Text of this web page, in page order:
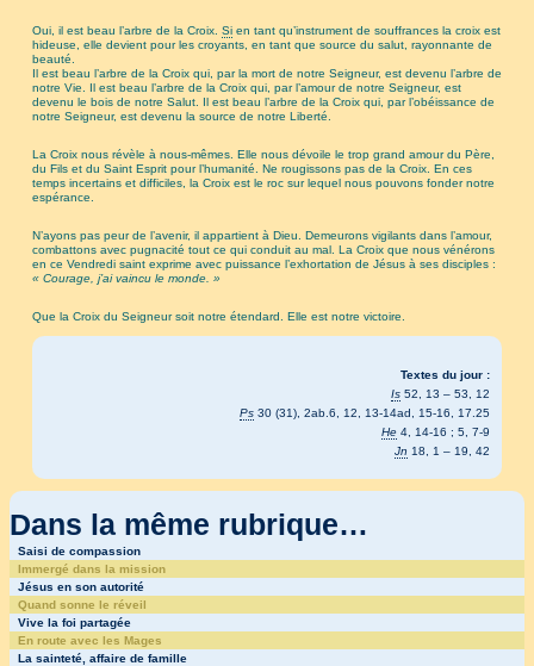
Oui, il est beau l’arbre de la Croix. Sien tant qu’instrument de souffrances la croix est
hideuse, elle devient pour les croyants, en tant que source du salut, rayonnante de
beauté.
Il est beau l’arbre de la Croix qui, par la mort de notre Seigneur, est devenu l’arbre de
notre Vie. Il est beau l’arbre de la Croix qui, par l’amour de notre Seigneur, est
devenu le bois de notre Salut. Il est beau l’arbre de la Croix qui, par l’obéissance de
notre Seigneur, est devenu la source de notre Liberté.
La Croix nous révèle à nous-mêmes. Elle nous dévoile le trop grand amour du Père,
du Fils et du Saint Esprit pour l’humanité. Ne rougissons pas de la Croix. En ces
temps incertains et difficiles, la Croix est le roc sur lequel nous pouvons fonder notre
espérance.
N’ayons pas peur de l’avenir, il appartient à Dieu. Demeurons vigilants dans l’amour,
combattons avec pugnacité tout ce qui conduit au mal. La Croix que nous vénérons
en ce Vendredi saint exprime avec puissance l’exhortation de Jésus à ses disciples :
« Courage, j’ai vaincu le monde. »
Que la Croix du Seigneur soit notre étendard. Elle est notre victoire.
Textes du jour :
Is 52, 13 – 53, 12
Ps 30 (31), 2ab.6, 12, 13-14ad, 15-16, 17.25
He 4, 14-16 ; 5, 7-9
Jn 18, 1 – 19, 42
Dans la même rubrique…
Saisi de compassion
Immergé dans la mission
Jésus en son autorité
Quand sonne le réveil
Vive la foi partagée
En route avec les Mages
La sainteté, affaire de famille